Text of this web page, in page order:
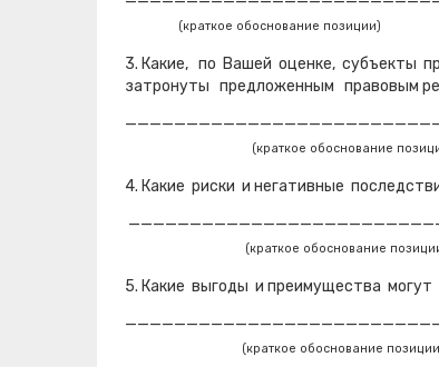
(краткое обоснование позиции)
3. Какие, по Вашей оценке, субъекты
затронуты предложенным правовым
(краткое обоснование
4. Какие риски и негативные
(краткое обоснование
5. Какие выгоды и преимущества могут
(краткое обоснование